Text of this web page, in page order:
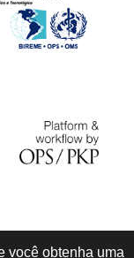
você obtenha uma